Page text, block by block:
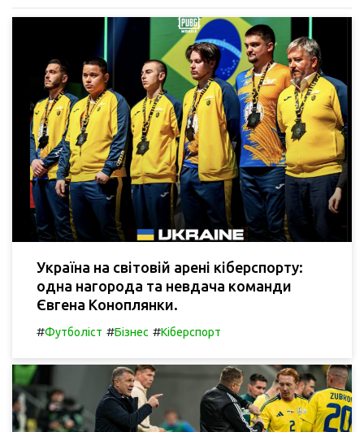
Україна на світовій арені кіберспорту:
одна нагорода та невдача команди
Євгена Коноплянки.
#Футболіст #Бізнес #Кіберспорт